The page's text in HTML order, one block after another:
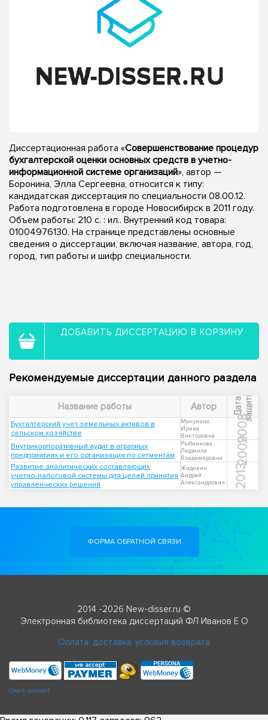
Диссертационная работа «Совершенствование процедур
бухгалтерской оценки основных средств в учетно-
информационной системе организаций», автор —
Боронина, Элла Сергеевна, относится к типу:
кандидатская диссертация по специальности 08.00.12.
Работа подготовлена в городе Новосибирск в 2011 году.
Объем работы: 210 с. : ил.. Внутренний код товара:
01004976130. На странице представлены основные
сведения о диссертации, включая название, автора, год,
город, тип работы и шифр специальности.
ДОБАВИТЬ ДИССЕРТАЦИЮ В КОРЗИНУ
Рекомендуемые диссертации данного раздела
Название работы Автор Д
а
т
а
з
а
щ
и
ты
Бухгалтерский учет земельных активов в
сельском хозяйстве
Макунина,
Ирина
Викторовна
2008
Внутрикорпоративный аудит в аграрных
предприятиях и его организация по сегментам
Рыбникова,
Людмила
Владимировна
2009
Развитие аналитических составляющих
учетно-налоговой системы для целей принятия
управленческих решений
Жидикин,
Андрей
Александрович
2013
ФОРМА ОБРАТНОЙ СВЯЗИ
2014 -2026 New-disser.ru ©
Электронная библиотека диссертаций ФЛ Иванов Е О
Оплата, доставка, условия возврата
Check passport